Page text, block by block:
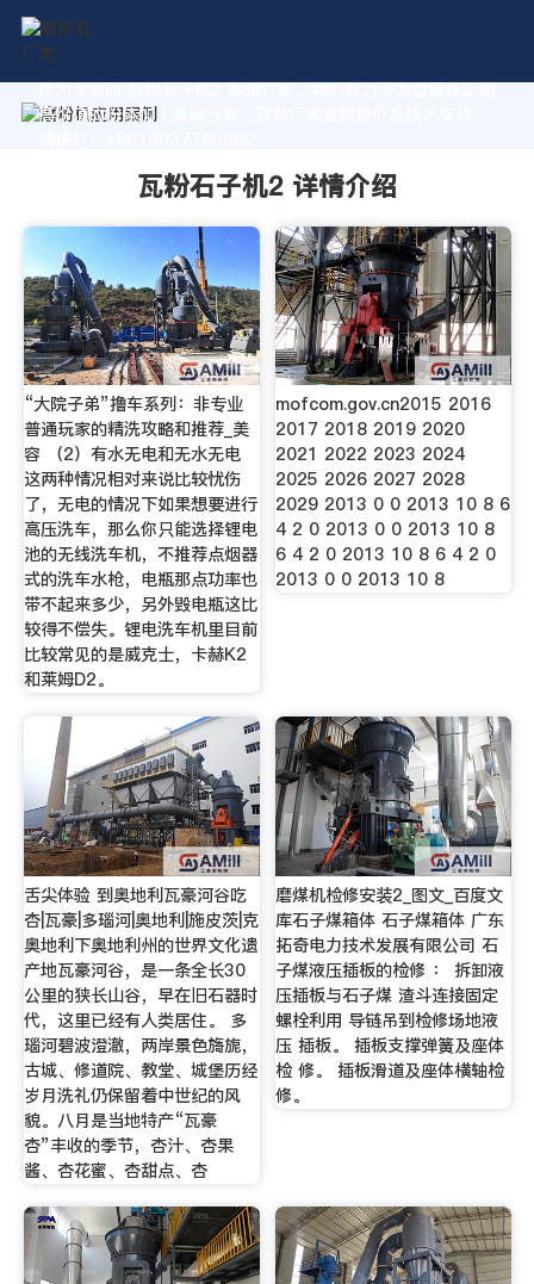
作为专业的 瓦粉石子机2 制造厂家，我们致力于为您量身定制
高价值的粉体加工系统方案。获取厂家直销报价及技术支持，
瓦粉石子机2 详情介绍
“大院子弟”撸车系列：非专业
普通玩家的精洗攻略和推荐_美
容 （2）有水无电和无水无电
这两种情况相对来说比较忧伤
了，无电的情况下如果想要进行
高压洗车，那么你只能选择锂电
池的无线洗车机，不推荐点烟器
式的洗车水枪，电瓶那点功率也
带不起来多少，另外毁电瓶这比
较得不偿失。锂电洗车机里目前
比较常见的是威克士，卡赫K2
和莱姆D2。
mofcom.gov.cn2015 2016
2017 2018 2019 2020
2021 2022 2023 2024
2025 2026 2027 2028
2029 2013 0 0 2013 10 8 6
4 2 0 2013 0 0 2013 10 8
6 4 2 0 2013 10 8 6 4 2 0
2013 0 0 2013 10 8
舌尖体验 到奥地利瓦豪河谷吃
杏|瓦豪|多瑙河|奥地利|施皮茨|克
奥地利下奥地利州的世界文化遗
产地瓦豪河谷，是一条全长30
公里的狭长山谷，早在旧石器时
代，这里已经有人类居住。 多
瑙河碧波澄澈，两岸景色旖旎，
古城、修道院、教堂、城堡历经
岁月洗礼仍保留着中世纪的风
貌。八月是当地特产“瓦豪
杏”丰收的季节，杏汁、杏果
酱、杏花蜜、杏甜点、杏
磨煤机检修安装2_图文_百度文
库石子煤箱体 石子煤箱体 广东
拓奇电力技术发展有限公司 石
子煤液压插板的检修 ： 拆卸液
压插板与石子煤 渣斗连接固定
螺栓利用 导链吊到检修场地液
压 插板。 插板支撑弹簧及座体
检 修。 插板滑道及座体横轴检
修。